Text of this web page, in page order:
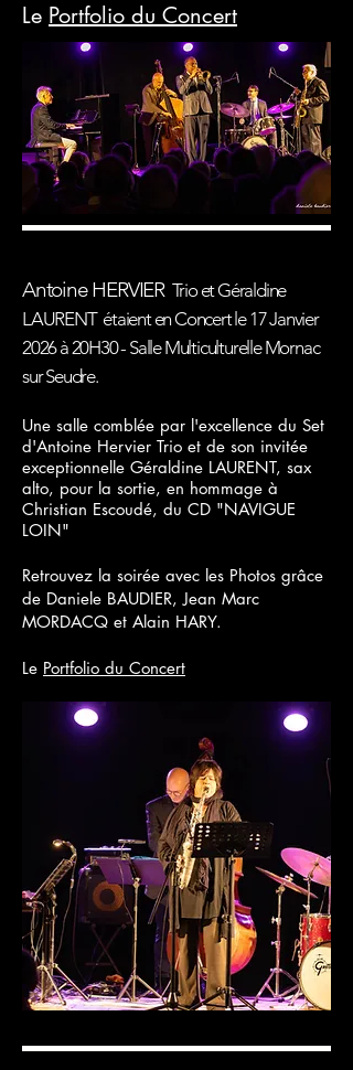
Le Portfolio du Concert
Antoine HERVIER Trio et Géraldine
LAURENT étaient en Concert le 17 Janvier
2026 à 20H30 - Salle Multiculturelle Mornac
sur Seudre.
Une salle comblée par l'excellence du Set
d'Antoine Hervier Trio et de son invitée
exceptionnelle Géraldine LAURENT, sax
alto, pour la sortie, en hommage à
Christian Escoudé, du CD "NAVIGUE
LOIN"
Retrouvez la soirée avec les Photos grâce
de Daniele BAUDIER, Jean Marc
MORDACQ et Alain HARY.
Le Portfolio du Concert